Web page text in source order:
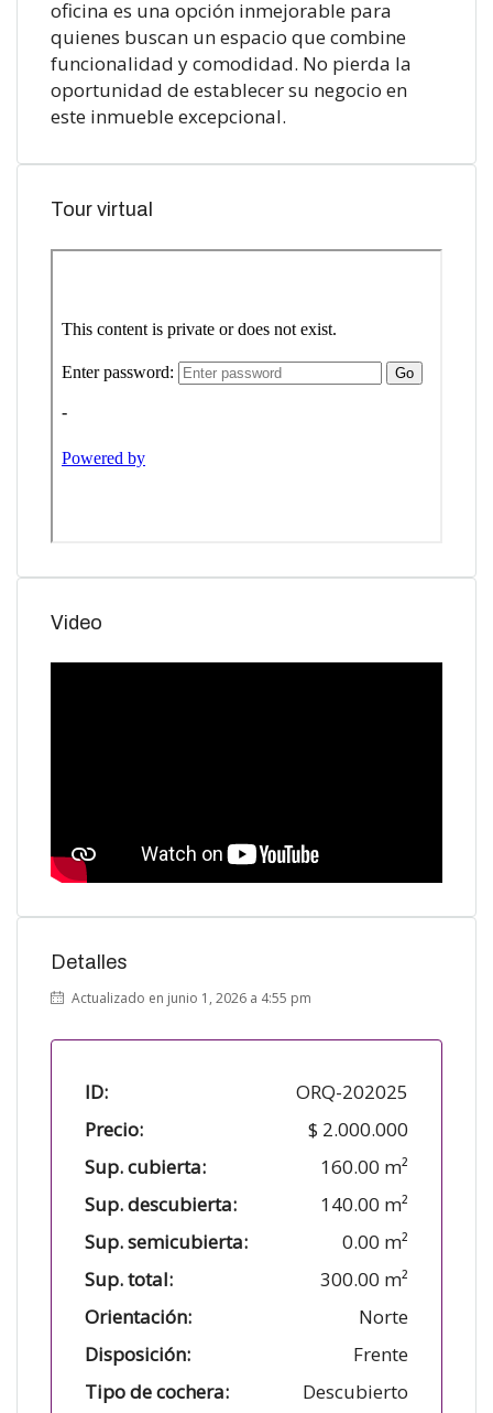
oficina es una opción inmejorable para
quienes buscan un espacio que combine
funcionalidad y comodidad. No pierda la
oportunidad de establecer su negocio en
este inmueble excepcional.
Tour virtual
Video
Detalles
Actualizado en junio 1, 2026 a 4:55 pm
ID:
ORQ-202025
Precio:
$ 2.000.000
Sup. cubierta:
160.00 m²
Sup. descubierta:
140.00 m²
Sup. semicubierta:
0.00 m²
Sup. total:
300.00 m²
Orientación:
Norte
Disposición:
Frente
Tipo de cochera:
Descubierto